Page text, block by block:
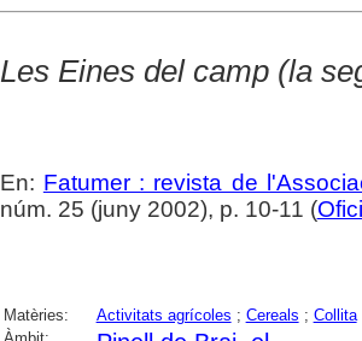
Les Eines del camp (la
En: Fatumer : revista de
núm. 25 (juny 2002), p. 10-11 (
Matèries: Activitats agrícoles ; Cereals ; Collita